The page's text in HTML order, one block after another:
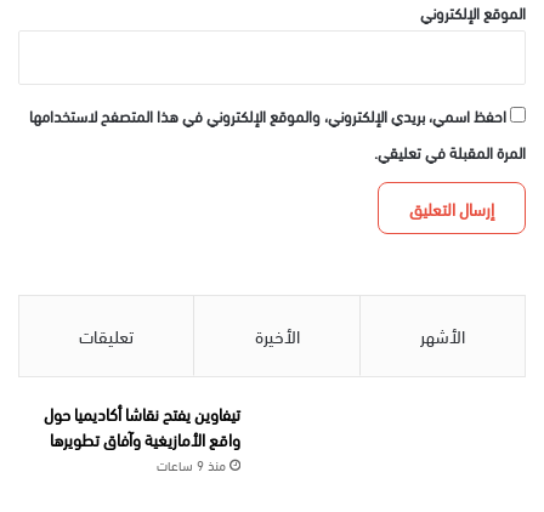
الموقع الإلكتروني
احفظ اسمي، بريدي الإلكتروني، والموقع الإلكتروني في هذا المتصفح لاستخدامها
المرة المقبلة في تعليقي.
الأشهر الأخيرة تعليقات
تيفاوين يفتح نقاشا أكاديميا حول
واقع الأمازيغية وآفاق تطويرها
منذ 9 ساعات